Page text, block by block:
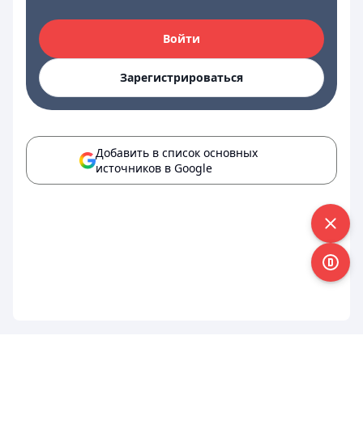
Войти
Зарегистрироваться
Добавить в список основных
источников в Google